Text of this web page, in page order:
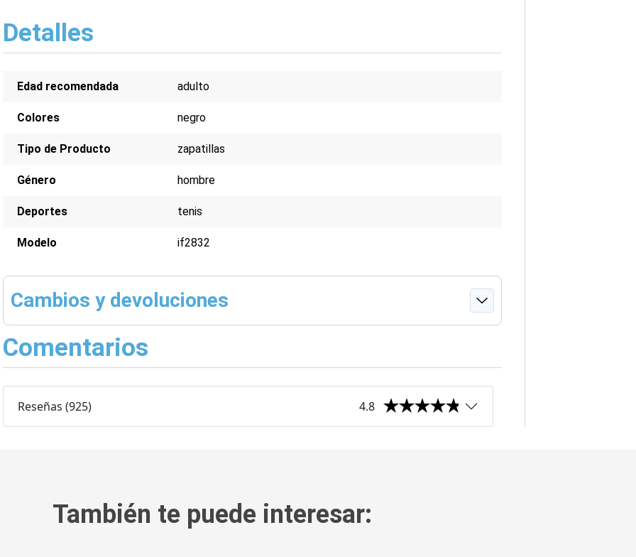
Detalles
Edad recomendada adulto
Colores negro
Tipo de Producto zapatillas
Género hombre
Deportes tenis
Modelo if2832
Cambios y devoluciones
Comentarios
Reseñas (925) 4.8
También te puede interesar: